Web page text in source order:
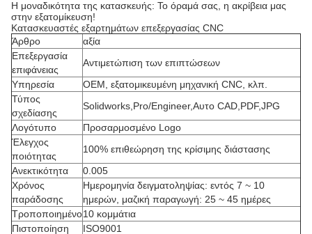
Η μοναδικότητα της κατασκευής: Το όραμά σας, η ακρίβεια μας
στην εξατομίκευση!
Κατασκευαστές εξαρτημάτων επεξεργασίας CNC
Άρθρο
αξία
Επεξεργασία
επιφάνειας
Αντιμετώπιση των επιπτώσεων
Υπηρεσία
OEM, εξατομικευμένη μηχανική CNC, κλπ.
Τύπος
σχεδίασης
Solidworks,Pro/Engineer,Αυτο CAD,PDF,JPG
Λογότυπο
Προσαρμοσμένο Logo
Έλεγχος
ποιότητας
100% επιθεώρηση της κρίσιμης διάστασης
Ανεκτικότητα
0.005
Χρόνος
παράδοσης
Ημερομηνία δειγματοληψίας: εντός 7 ~ 10
ημερών, μαζική παραγωγή: 25 ~ 45 ημέρες
Τροποποιημένο10 κομμάτια
Πιστοποίηση
ISO9001